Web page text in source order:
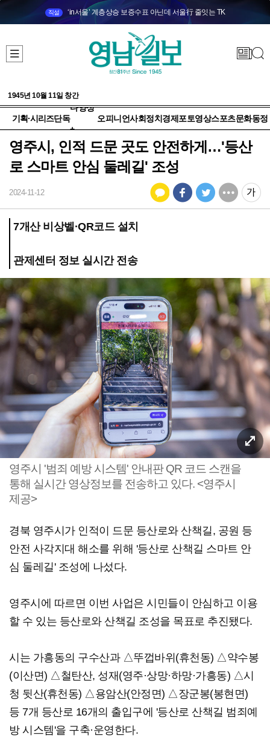
직설 ‘in서울’ 계층상승 보증수표 아닌데 서울行 줄잇는 TK
1945년 10월 11일 창간
기획·시리즈단독
다양성
+
오피니언사회정치 경제 포토영상스포츠문화동정
영주시, 인적 드문 곳도 안전하게…'등산
로 스마트 안심 둘레길' 조성
2024-11-12
7개산 비상벨·QR코드 설치
관제센터 정보 실시간 전송
영주시 '범죄 예방 시스템' 안내판 QR 코드 스캔을
통해 실시간 영상정보를 전송하고 있다. <영주시
제공>
경북 영주시가 인적이 드문 등산로와 산책길, 공원 등
안전 사각지대 해소를 위해 '등산로 산책길 스마트 안
심 둘레길' 조성에 나섰다.
영주시에 따르면 이번 사업은 시민들이 안심하고 이용
할 수 있는 등산로와 산책길 조성을 목표로 추진됐다.
시는 가흥동의 구수산과 △뚜껍바위(휴천동) △약수봉
(이산면) △철탄산, 성재(영주·상망·하망·가흥동) △시
청 뒷산(휴천동) △용암산(안정면) △장군봉(봉현면)
등 7개 등산로 16개의 출입구에 '등산로 산책길 범죄예
방 시스템'을 구축·운영한다.